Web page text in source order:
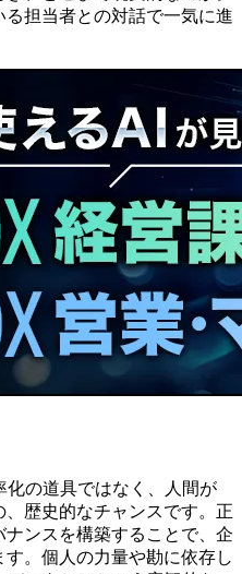
担当者との対話で一気に進
の道具ではなく、人間が
歴史的なチャンスです。正
ンスを構築することで、企
。個人の力量や勘に依存し